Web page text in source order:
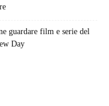
guardare film e serie del
Day